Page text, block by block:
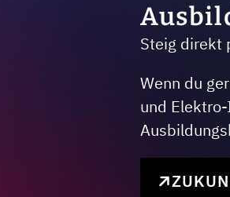
Steig direkt
Wenn du
und